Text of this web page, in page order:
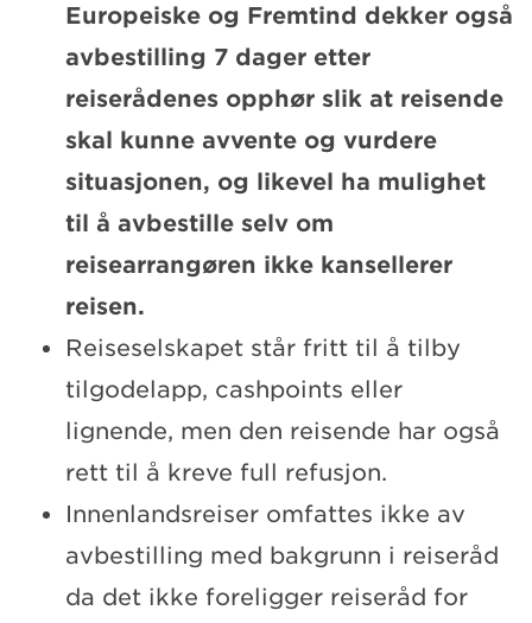
Europeiske og Fremtind dekker også
avbestilling 7 dager etter
reiserådenes opphør slik at reisende
skal kunne avvente og vurdere
situasjonen, og likevel ha mulighet
til å avbestille selv om
reisearrangøren ikke kansellerer
reisen.
Reiseselskapet står fritt til å tilby
tilgodelapp, cashpoints eller
lignende, men den reisende har også
rett til å kreve full refusjon.
Innenlandsreiser omfattes ikke av
avbestilling med bakgrunn i reiseråd
da det ikke foreligger reiseråd for